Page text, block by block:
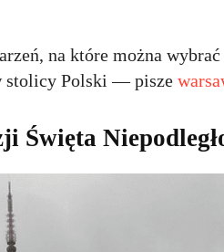
na które można
stolicy Polski — pisze
Święta